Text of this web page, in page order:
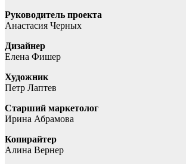
Руководитель проекта
Анастасия Черных
Дизайнер
Елена Фишер
Художник
Петр Лаптев
Старший маркетолог
Ирина Абрамова
Копирайтер
Алина Вернер